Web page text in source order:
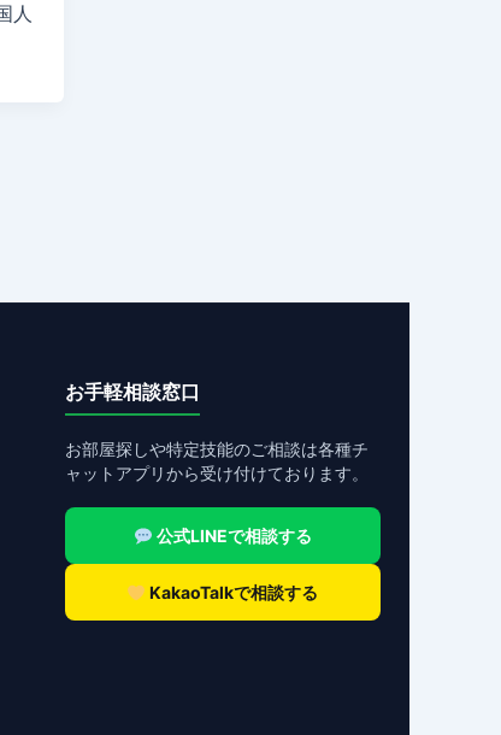
人
お手軽相談窓口
お部屋探しや特定技能のご相談は各種チ
ャットアプリから受け付けております。
公式LINEで相談する
KakaoTalkで相談する